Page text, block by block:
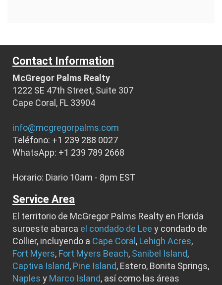
Contact Information
McGregor Palms Realty
1222 SE 47th Street, Suite 307
Cape Coral, FL 33904
info@mcgregorpalms.com
Teléfono: +1 239 288 0027
WhatsApp: +1 239 789 2668
Horario: Diario 10am - 8pm EST
Service Area
El territorio de McGregor Palms Realty en Florida
suroeste abarca el condado de Lee y condado de
Collier, incluyendo a Cape Coral , Lehigh Acres,
Fort Myers, Fort Myers Beach, Sanibel Island,
Captiva Island, Pine Island, Estero, Bonita Springs,
Naples y Marco Island, así como las áreas